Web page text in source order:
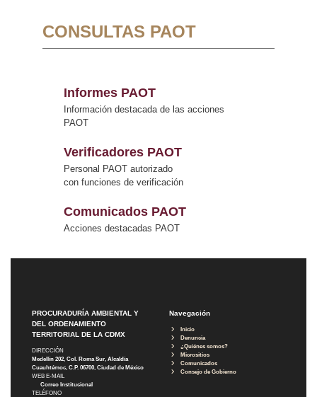
CONSULTAS PAOT
Informes PAOT
Información destacada de las acciones
PAOT
Verificadores PAOT
Personal PAOT autorizado
con funciones de verificación
Comunicados PAOT
Acciones destacadas PAOT
PROCURADURÍA AMBIENTAL Y
DEL ORDENAMIENTO
TERRITORIAL DE LA CDMX
DIRECCIÓN
Medellín 202, Col. Roma Sur, Alcaldía
Cuauhtémoc, C.P. 06700, Ciudad de México
WEB E-MAIL
Correo Institucional
TELÉFONO
Navegación
Inicio
Denuncia
¿Quiénes somos?
Micrositios
Comunicados
Consejo de Gobierno